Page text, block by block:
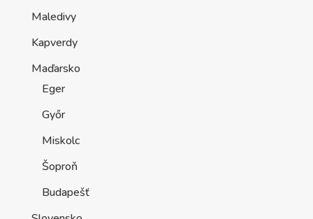
Maledivy
Kapverdy
Maďarsko
Eger
Győr
Miskolc
Šoproň
Budapešť